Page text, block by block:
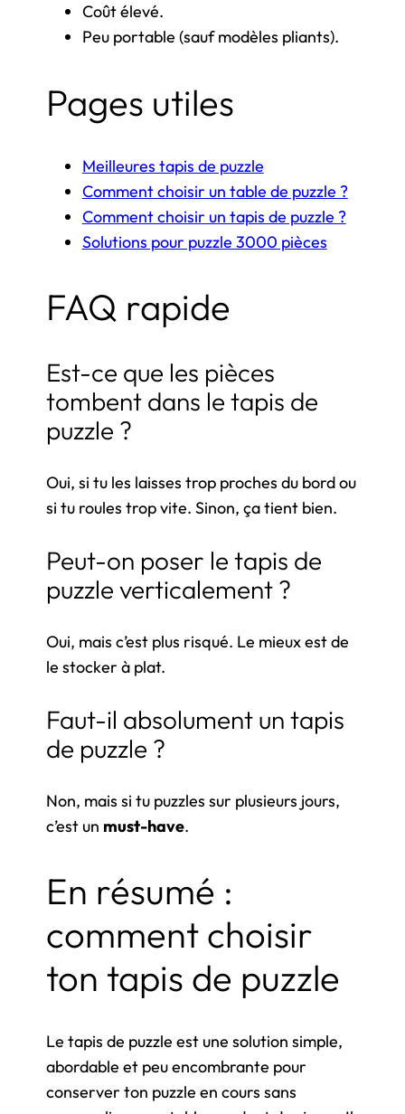
Coût élevé.
Peu portable (sauf modèles pliants).
Pages utiles
Meilleures tapis de puzzle
Comment choisir un table de puzzle ?
Comment choisir un tapis de puzzle ?
Solutions pour puzzle 3000 pièces
FAQ rapide
Est-ce que les pièces
tombent dans le tapis de
puzzle ?
Oui, si tu les laisses trop proches du bord ou
si tu roules trop vite. Sinon, ça tient bien.
Peut-on poser le tapis de
puzzle verticalement ?
Oui, mais c’est plus risqué. Le mieux est de
le stocker à plat.
Faut-il absolument un tapis
de puzzle ?
Non, mais si tu puzzles sur plusieurs jours,
c’est un must-have.
En résumé :
comment choisir
ton tapis de puzzle
Le tapis de puzzle est une solution simple,
abordable et peu encombrante pour
conserver ton puzzle en cours sans